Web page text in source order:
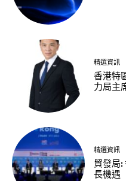
精選資訊
香港特
力局主
精選資訊
貿發局:
長機遇